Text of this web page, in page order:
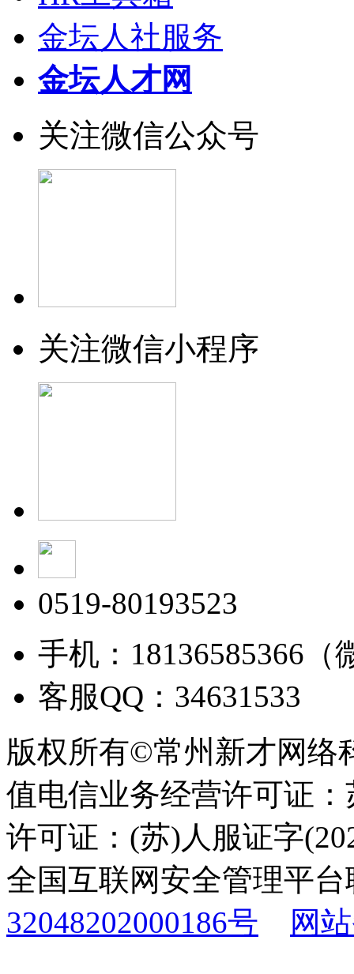
金坛人社服务
金坛人才网
关注微信公众号
关注微信小程序
0519-80193523
手机：18136585366（
客服QQ：34631533
版权所有©常州新才网络
值电信业务经营许可证
许可证：(苏)人服证字
全国互联网安全管理平
32048202000186号
网